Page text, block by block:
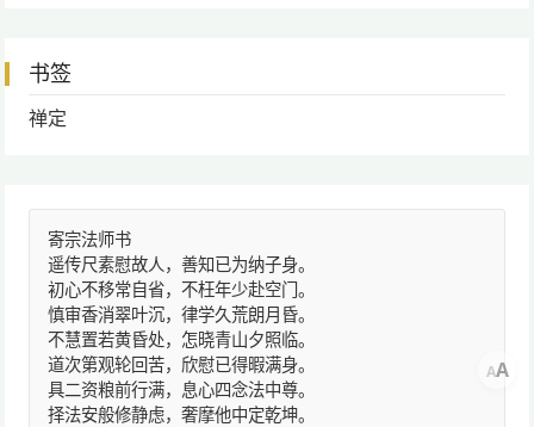
书签
禅定
寄宗法师书
遥传尺素慰故人，善知已为纳子身。
初心不移常自省，不枉年少赴空门。
慎审香消翠叶沉，律学久荒朗月昏。
不慧置若黄昏处，怎晓青山夕照临。
道次第观轮回苦，欣慰已得暇满身。
具二资粮前行满，息心四念法中尊。
择法安般修静虑，奢摩他中定乾坤。
AA